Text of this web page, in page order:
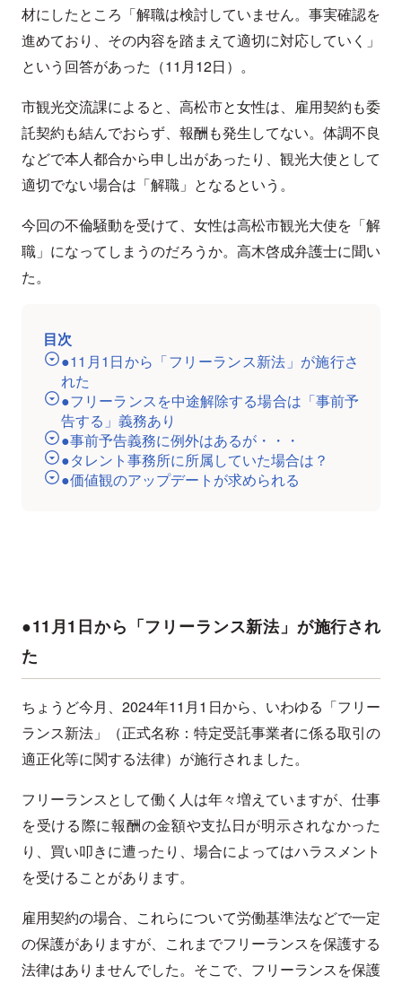
材にしたところ「解職は検討していません。事実確認を
進めており、その内容を踏まえて適切に対応していく」
という回答があった（11月12日）。
市観光交流課によると、高松市と女性は、雇用契約も委
託契約も結んでおらず、報酬も発生してない。体調不良
などで本人都合から申し出があったり、観光大使として
適切でない場合は「解職」となるという。
今回の不倫騒動を受けて、女性は高松市観光大使を「解
職」になってしまうのだろうか。高木啓成弁護士に聞い
た。
目次
●11月1日から「フリーランス新法」が施行さ
れた
●フリーランスを中途解除する場合は「事前予
告する」義務あり
●事前予告義務に例外はあるが・・・
●タレント事務所に所属していた場合は？
●価値観のアップデートが求められる
●11月1日から「フリーランス新法」が施行され
た
ちょうど今月、2024年11月1日から、いわゆる「フリー
ランス新法」（正式名称：特定受託事業者に係る取引の
適正化等に関する法律）が施行されました。
フリーランスとして働く人は年々増えていますが、仕事
を受ける際に報酬の金額や支払日が明示されなかった
り、買い叩きに遭ったり、場合によってはハラスメント
を受けることがあります。
雇用契約の場合、これらについて労働基準法などで一定
の保護がありますが、これまでフリーランスを保護する
法律はありませんでした。そこで、フリーランスを保護